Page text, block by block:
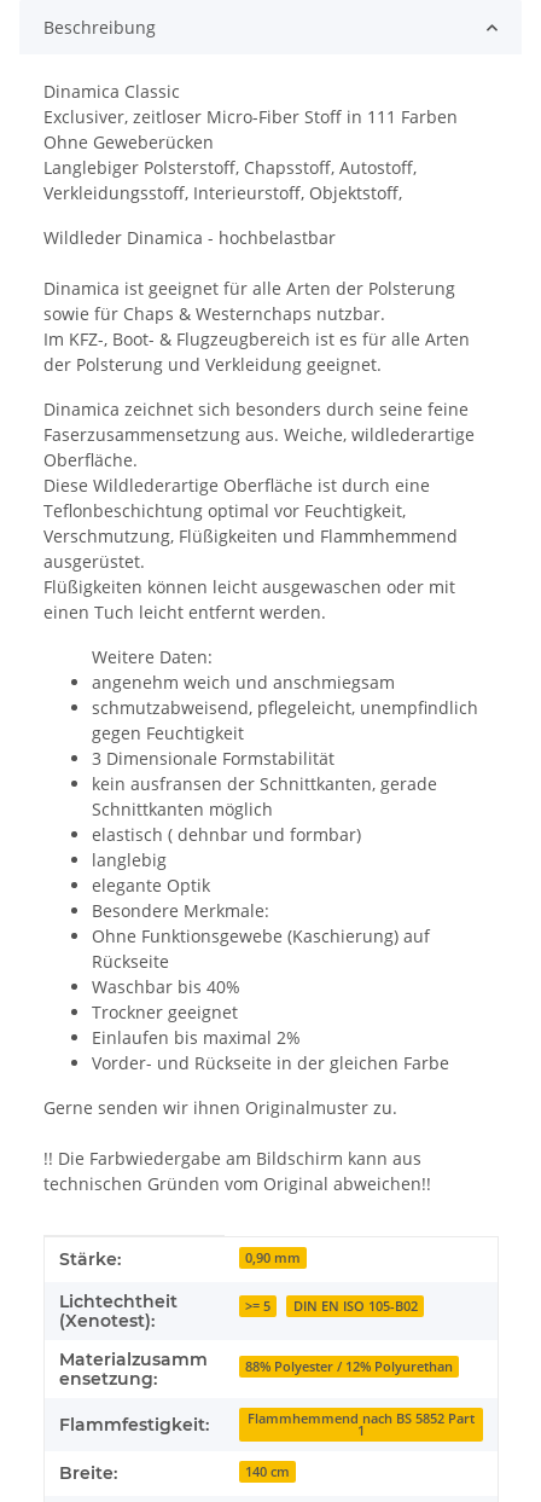
Beschreibung
Dinamica Classic
Exclusiver, zeitloser Micro-Fiber Stoff in 111 Farben
Ohne Geweberücken
Langlebiger Polsterstoff, Chapsstoff, Autostoff,
Verkleidungsstoff, Interieurstoff, Objektstoff,
Wildleder Dinamica - hochbelastbar
Dinamica ist geeignet für alle Arten der Polsterung
sowie für Chaps & Westernchaps nutzbar.
Im KFZ-, Boot- & Flugzeugbereich ist es für alle Arten
der Polsterung und Verkleidung geeignet.
Dinamica zeichnet sich besonders durch seine feine
Faserzusammensetzung aus. Weiche, wildlederartige
Oberfläche.
Diese Wildlederartige Oberfläche ist durch eine
Teflonbeschichtung optimal vor Feuchtigkeit,
Verschmutzung, Flüßigkeiten und Flammhemmend
ausgerüstet.
Flüßigkeiten können leicht ausgewaschen oder mit
einen Tuch leicht entfernt werden.
Weitere Daten:
angenehm weich und anschmiegsam
schmutzabweisend, pflegeleicht, unempfindlich
gegen Feuchtigkeit
3 Dimensionale Formstabilität
kein ausfransen der Schnittkanten, gerade
Schnittkanten möglich
elastisch ( dehnbar und formbar)
langlebig
elegante Optik
Besondere Merkmale:
Ohne Funktionsgewebe (Kaschierung) auf
Rückseite
Waschbar bis 40%
Trockner geeignet
Einlaufen bis maximal 2%
Vorder- und Rückseite in der gleichen Farbe
Gerne senden wir ihnen Originalmuster zu.
!! Die Farbwiedergabe am Bildschirm kann aus
technischen Gründen vom Original abweichen!!
Produkteigenschaft
Wert
Stärke: 0,90 mm
Lichtechtheit
(Xenotest):
>= 5 DIN EN ISO 105-B02
Materialzusamm
ensetzung:
88% Polyester / 12% Polyurethan
Flammfestigkeit: Flammhemmend nach BS 5852 Part
1
Breite: 140 cm